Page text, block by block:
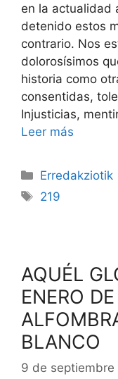
en la actualidad
detenido estos
contrario. Nos
dolorosísimos
historia como
consentidas,
Injusticias,
Leer más
Erredakziotik
219
AQUÉL
ENERO
BLANCO
9 de